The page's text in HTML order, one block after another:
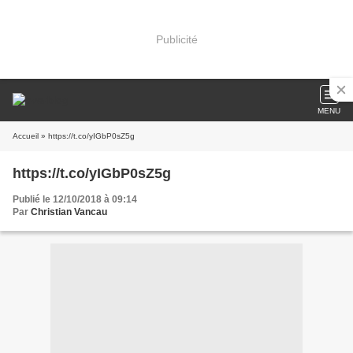
Publicité
MENU
Accueil » https://t.co/yIGbP0sZ5g
https://t.co/yIGbP0sZ5g
Publié le 12/10/2018 à 09:14
Par Christian Vancau